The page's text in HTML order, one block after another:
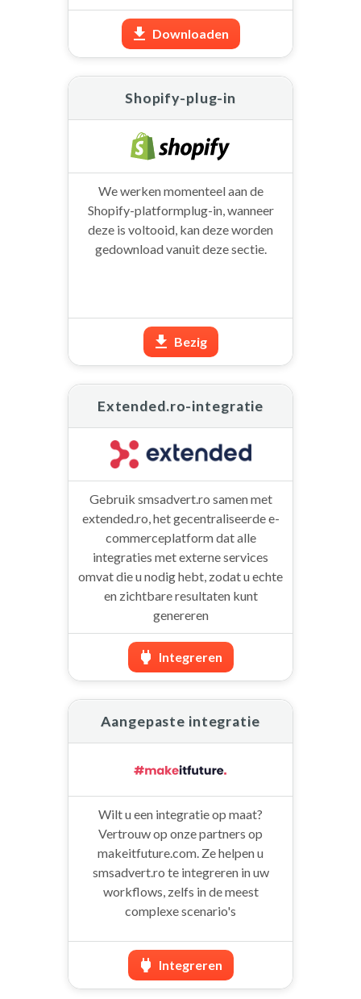
Downloaden
Shopify-plug-in
We werken momenteel aan de
Shopify-platformplug-in, wanneer
deze is voltooid, kan deze worden
gedownload vanuit deze sectie.
Bezig
Extended.ro-integratie
Gebruik smsadvert.ro samen met
extended.ro, het gecentraliseerde e-
commerceplatform dat alle
integraties met externe services
omvat die u nodig hebt, zodat u echte
en zichtbare resultaten kunt
genereren
Integreren
Aangepaste integratie
Wilt u een integratie op maat?
Vertrouw op onze partners op
makeitfuture.com. Ze helpen u
smsadvert.ro te integreren in uw
workflows, zelfs in de meest
complexe scenario's
Integreren